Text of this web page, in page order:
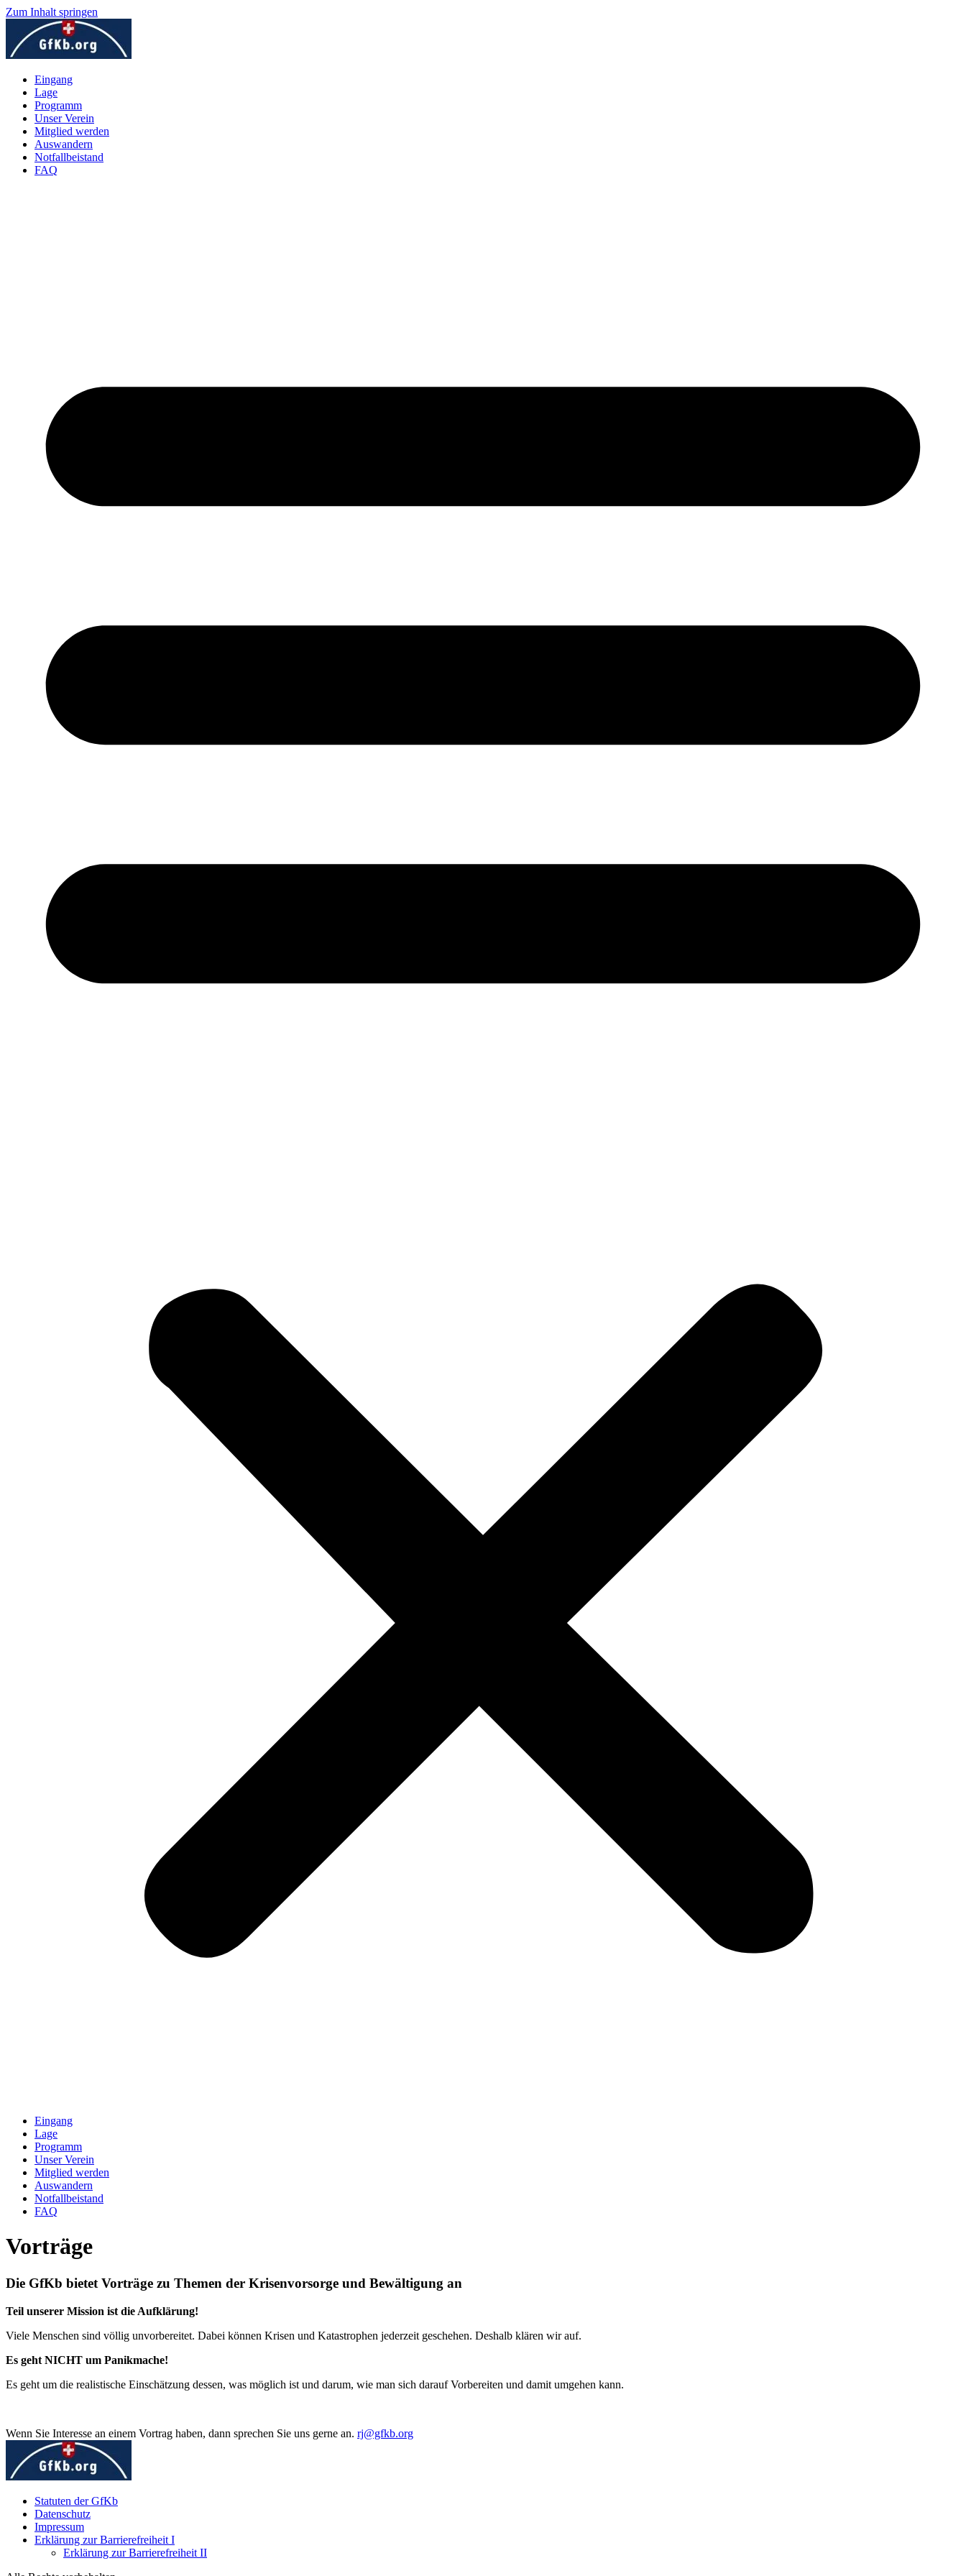
Zum Inhalt springen
Eingang
Lage
Programm
Unser Verein
Mitglied werden
Auswandern
Notfallbeistand
FAQ
Eingang
Lage
Programm
Unser Verein
Mitglied werden
Auswandern
Notfallbeistand
FAQ
Vorträge
Die GfKb bietet Vorträge zu Themen der Krisenvorsorge und Bewältigung an
Teil unserer Mission ist die Aufklärung!
Viele Menschen sind völlig unvorbereitet. Dabei können Krisen und Katastrophen jederzeit geschehen. Deshalb klären wir auf.
Es geht NICHT um Panikmache!
Es geht um die realistische Einschätzung dessen, was möglich ist und darum, wie man sich darauf Vorbereiten und damit umgehen kann.
Wenn Sie Interesse an einem Vortrag haben, dann sprechen Sie uns gerne an. rj@gfkb.org
Statuten der GfKb
Datenschutz
Impressum
Erklärung zur Barrierefreiheit I
Erklärung zur Barrierefreiheit II